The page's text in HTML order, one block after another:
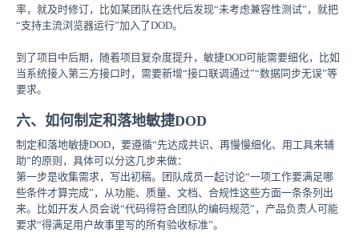
率，就及时修订，比如某团队在迭代后发现“未考虑兼容性测试”，就把
“支持主流浏览器运行”加入了DOD。
到了项目中后期，随着项目复杂度提升，敏捷DOD可能需要细化，比如
当系统接入第三方接口时，需要新增“接口联调通过”“数据同步无误”等
要求。
六、如何制定和落地敏捷DOD
制定和落地敏捷DOD，要遵循“先达成共识、再慢慢细化、用工具来辅
助”的原则，具体可以分这几步来做：
第一步是收集需求，写出初稿。团队成员一起讨论“一项工作要满足哪
些条件才算完成”，从功能、质量、文档、合规性这些方面一条条列出
来。比如开发人员会说“代码得符合团队的编码规范”，产品负责人可能
要求“得满足用户故事里写的所有验收标准”。